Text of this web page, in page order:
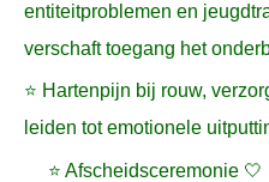
entiteitproblemen en
verschaft toegang het
⭐ Hartenpijn bij rouw,
leiden tot emotionele
⭐ Afscheidsceremonie